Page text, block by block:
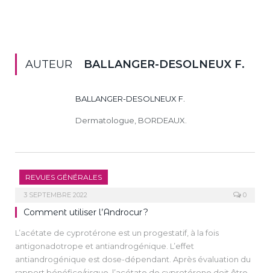
AUTEUR BALLANGER-DESOLNEUX F.
BALLANGER-DESOLNEUX F.
Dermatologue, BORDEAUX.
REVUES GÉNÉRALES
3 SEPTEMBRE 2022 0
Comment utiliser l’Androcur ?
L’acétate de cyprotérone est un progestatif, à la fois
antigonadotrope et antiandrogénique. L’effet
antiandrogénique est dose-dépendant. Après évaluation du